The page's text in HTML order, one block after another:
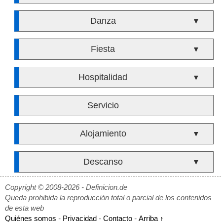
Danza ▼
Fiesta ▼
Hospitalidad ▼
Servicio
Alojamiento ▼
Descanso ▼
Copyright © 2008-2026 - Definicion.de
Queda prohibida la reproducción total o parcial de los contenidos
de esta web
Quiénes somos - Privacidad - Contacto - Arriba ↑